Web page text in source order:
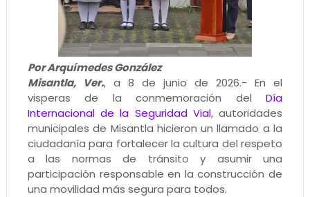
Por Arquímedes González
Misantla, Ver., a 8 de junio de 2026.- En el
visperas de la conmemoración delDía
Internacional de la Seguridad Vial, autoridades
municipales de Misantla hicieron un llamado a la
ciudadanía para fortalecer la cultura del respeto
a las normas de tránsito y asumir una
participación responsable en la construcción de
una movilidad más segura para todos.